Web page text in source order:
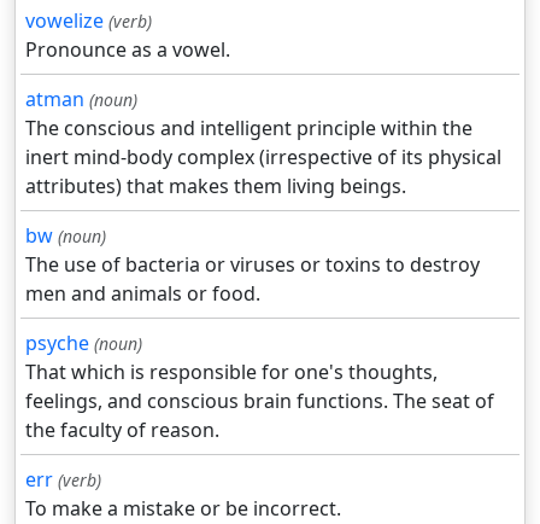
vowelize (verb)
Pronounce as a vowel.
atman (noun)
The conscious and intelligent principle within the
inert mind-body complex (irrespective of its physical
attributes) that makes them living beings.
bw (noun)
The use of bacteria or viruses or toxins to destroy
men and animals or food.
psyche (noun)
That which is responsible for one's thoughts,
feelings, and conscious brain functions. The seat of
the faculty of reason.
err (verb)
To make a mistake or be incorrect.